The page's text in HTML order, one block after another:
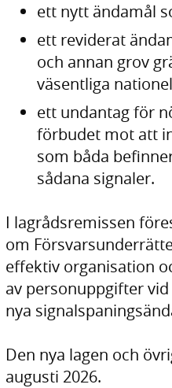
ett nytt ändamål
ett reviderat
och annan grov
väsentliga
ett undantag för
förbudet mot att
som båda
sådana signaler.
I lagrådsremissen
om
effektiv organisation
av personuppgifter
nya
Den nya lagen och
augusti 2026.